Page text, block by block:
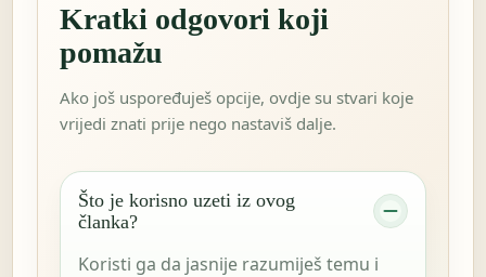
Kratki odgovori koji
pomažu
Ako još uspoređuješ opcije, ovdje su stvari koje
vrijedi znati prije nego nastaviš dalje.
Što je korisno uzeti iz ovog
članka?
Koristi ga da jasnije razumiješ temu i